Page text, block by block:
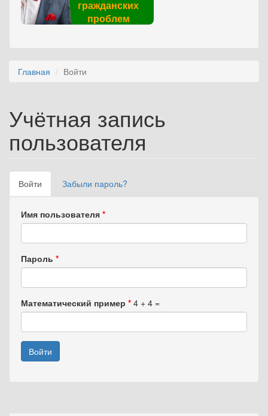
гражданских
проблем
Главная Войти
Учётная запись
пользователя
Главные вкладки
Войти (активная
вкладка)
Забыли пароль?
Имя пользователя *
Пароль *
Математический пример * 4 + 4 =
Войти